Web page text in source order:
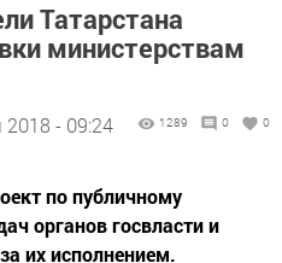
Татарстана
министерствам
2018 - 09:24 1289 0 0
по публичному
органов госвласти и
их исполнением.